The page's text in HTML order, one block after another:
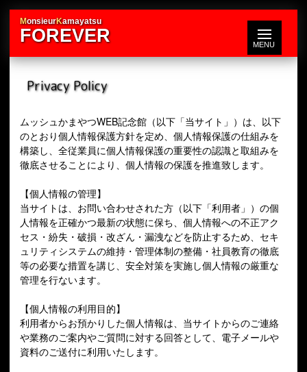
MonsieurKamayatsu
FOREVER
Privacy Policy
ムッシュかまやつWEB記念館（以下「当サイト」）は、以下
のとおり個人情報保護方針を定め、個人情報保護の仕組みを
構築し、全従業員に個人情報保護の重要性の認識と取組みを
徹底させることにより、個人情報の保護を推進致します。
【個人情報の管理】
当サイトは、お問い合わせされた方（以下「利用者」）の個
人情報を正確かつ最新の状態に保ち、個人情報への不正アク
セス・紛失・破損・改ざん・漏洩などを防止するため、セキ
ュリティシステムの維持・管理体制の整備・社員教育の徹底
等の必要な措置を講じ、安全対策を実施し個人情報の厳重な
管理を行ないます。
【個人情報の利用目的】
利用者からお預かりした個人情報は、当サイトからのご連絡
や業務のご案内やご質問に対する回答として、電子メールや
資料のご送付に利用いたします。